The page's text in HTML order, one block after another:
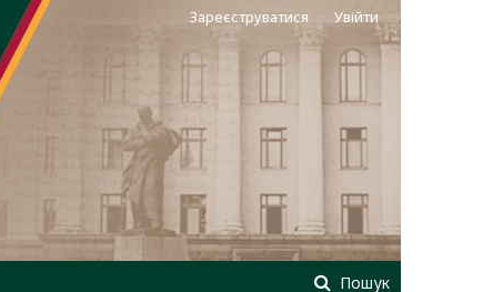
Пошук
Зареєструватися Увійти